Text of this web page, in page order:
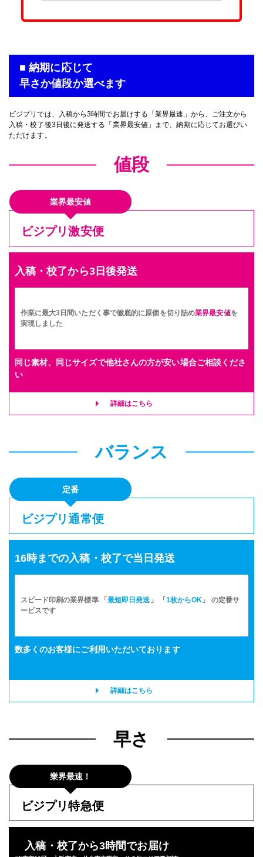
■ 納期に応じて
早さか値段か選べます
ビジプリでは、入稿から3時間でお届けする「業界最速」から、ご注文から
入稿・校了後3日後に発送する「業界最安値」まで、納期に応じてお選びい
ただけます。
値段
業界最安値
ビジプリ激安便
入稿・校了から3日後発送
作業に最大3日間いただく事で徹底的に原価を切り詰め業界最安値を
実現しました
同じ素材、同じサイズで他社さんの方が安い場合ご相談くださ
い
詳細はこちら
バランス
定番
ビジプリ通常便
16時までの入稿・校了で当日発送
スピード印刷の業界標準 「 最短即日発送 」 「 1枚からOK 」 の定番サ
ービスです
数多くのお客様にご利用いただいております
詳細はこちら
早さ
業界最速！
ビジプリ特急便
入稿・校了から3時間でお届け